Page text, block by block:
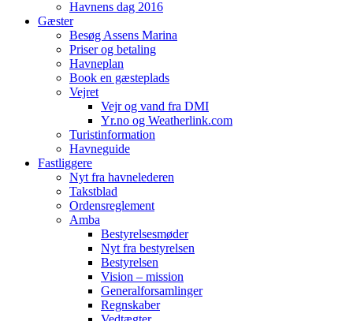
Havnens dag 2016
Gæster
Besøg Assens Marina
Priser og betaling
Havneplan
Book en gæsteplads
Vejret
Vejr og vand fra DMI
Yr.no og Weatherlink.com
Turistinformation
Havneguide
Fastliggere
Nyt fra havnelederen
Takstblad
Ordensreglement
Amba
Bestyrelsesmøder
Nyt fra bestyrelsen
Bestyrelsen
Vision – mission
Generalforsamlinger
Regnskaber